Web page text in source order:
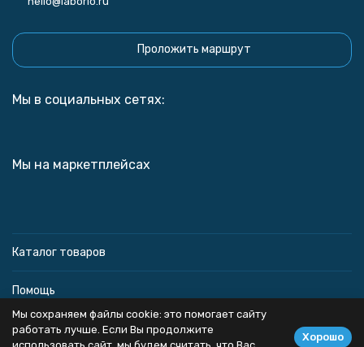
Проложить маршрут
Мы в социальных сетях:
Мы на маркетплейсах
Каталог товаров
Помощь
Информация
Мы сохраняем файлы cookie: это помогает сайту
работать лучше. Если Вы продолжите
Хорошо